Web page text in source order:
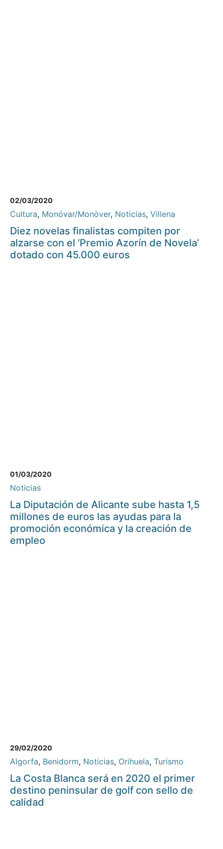
02/03/2020
Cultura, Monóvar/Monòver, Noticias, Villena
Diez novelas finalistas compiten por
alzarse con el ‘Premio Azorín de Novela’
dotado con 45.000 euros
01/03/2020
Noticias
La Diputación de Alicante sube hasta 1,5
millones de euros las ayudas para la
promoción económica y la creación de
empleo
29/02/2020
Algorfa, Benidorm, Noticias, Orihuela, Turismo
La Costa Blanca será en 2020 el primer
destino peninsular de golf con sello de
calidad